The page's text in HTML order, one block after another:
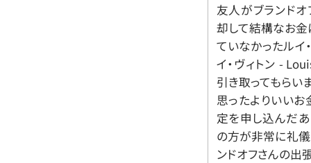
友人がブランド
却して結構なお金
ていなかったルイ
イ・ヴィトン -
引き取ってもらい
思ったよりいいお
定を申し込んだ
の方が非常に礼儀
ンドオフさんの出